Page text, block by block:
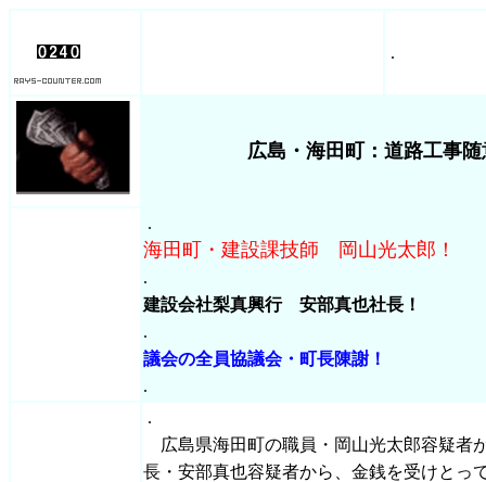
.
広島・海田町：道路工事
.
海田町・建設課技師 岡山光太郎！
.
建設会社梨真興行 安部真也社長！
.
議会の全員協議会・町長陳謝！
.
.
広島県海田町の職員・岡山光太郎容疑者
長・安部真也容疑者から、金銭を受けとっ